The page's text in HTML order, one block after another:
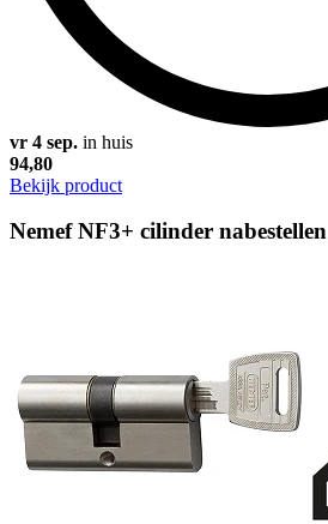
vr 4 sep. in huis
94,80
Bekijk product
Nemef NF3+ cilinder nabestellen